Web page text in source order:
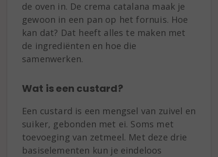
de oven in. De crema catalana maak je
gewoon in een pan op het fornuis. Hoe
kan dat? Dat heeft alles te maken met
de ingrediënten en hoe die
samenwerken.
Wat is een custard?
Een custard is een mengsel van zuivel en
suiker, gebonden met ei. Soms met
toevoeging van zetmeel. Met deze drie
basiselementen kun je eindeloos